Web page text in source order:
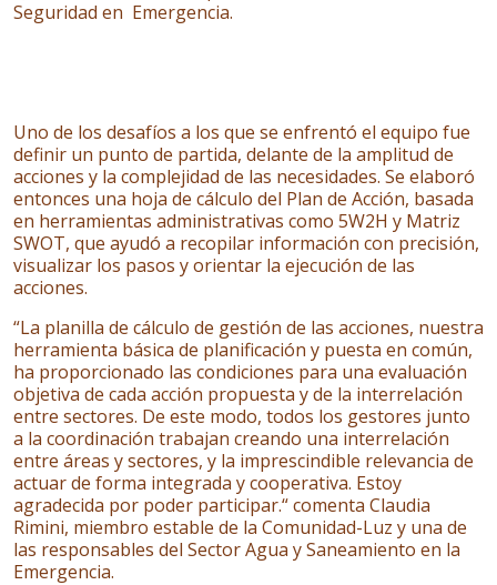
Seguridad en Emergencia.
Uno de los desafíos a los que se enfrentó el equipo fue
definir un punto de partida, delante de la amplitud de
acciones y la complejidad de las necesidades. Se elaboró
entonces una hoja de cálculo del Plan de Acción, basada
en herramientas administrativas como 5W2H y Matriz
SWOT, que ayudó a recopilar información con precisión,
visualizar los pasos y orientar la ejecución de las
acciones.
“La planilla de cálculo de gestión de las acciones, nuestra
herramienta básica de planificación y puesta en común,
ha proporcionado las condiciones para una evaluación
objetiva de cada acción propuesta y de la interrelación
entre sectores. De este modo, todos los gestores junto
a la coordinación trabajan creando una interrelación
entre áreas y sectores, y la imprescindible relevancia de
actuar de forma integrada y cooperativa. Estoy
agradecida por poder participar.“ comenta Claudia
Rimini, miembro estable de la Comunidad-Luz y una de
las responsables del Sector Agua y Saneamiento en la
Emergencia.